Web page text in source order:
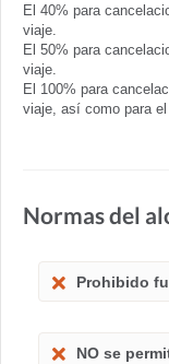
El 40% para
viaje.
El 50% para
viaje.
El 100% para
viaje, así como para
Normas del
Prohibido
NO se